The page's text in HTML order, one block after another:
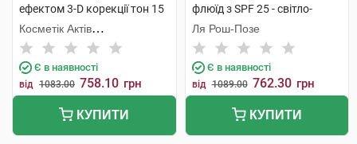
ефектом 3-D корекції тон 15
30 мл 1 туба
Косметік Актів
Інтернаціональ
Є в наявності
від 1083.00 758.10 грн
КУПИТИ
флюїд з SPF 25 - світло-
бежевий 30 мл 1 туба
Ля Рош-Позе
Є в наявності
від 1089.00 762.30 грн
КУПИТИ